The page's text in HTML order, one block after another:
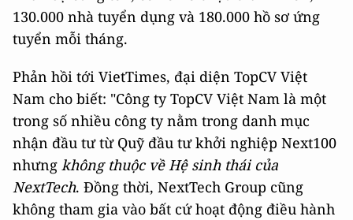
130.000 nhà tuyển dụng và 180.000 hồ sơ ứng
tuyển mỗi tháng.
Phản hồi tới VietTimes, đại diện TopCV Việt
Nam cho biết: "Công ty TopCV Việt Nam là một
trong số nhiều công ty nằm trong danh mục
nhận đầu tư từ Quỹ đầu tư khởi nghiệp Next100
nhưng không thuộc về Hệ sinh thái của
NextTech. Đồng thời, NextTech Group cũng
không tham gia vào bất cứ hoạt động điều hành